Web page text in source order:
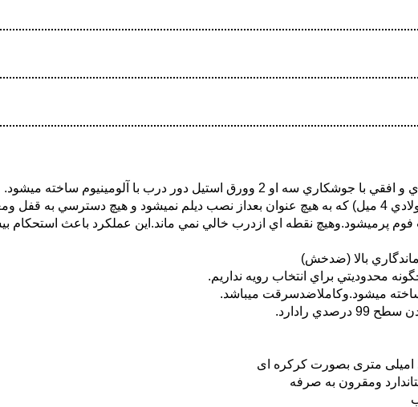
استيل دور درب با آلومينيوم ساخته ميشود.
وجود ندارد
نقطه اي ازدرب خالي نمي ماند.این عملكرد باعث استحكام بيشتر ميلگردها و البته
بالا (ضدخش)
محدوديتي براي انتخاب رويه نداريم.
ميشود.وكاملاضدسرقت ميباشد.
رادارد.
متری بصورت کرکره ای
ومقرون به صرفه